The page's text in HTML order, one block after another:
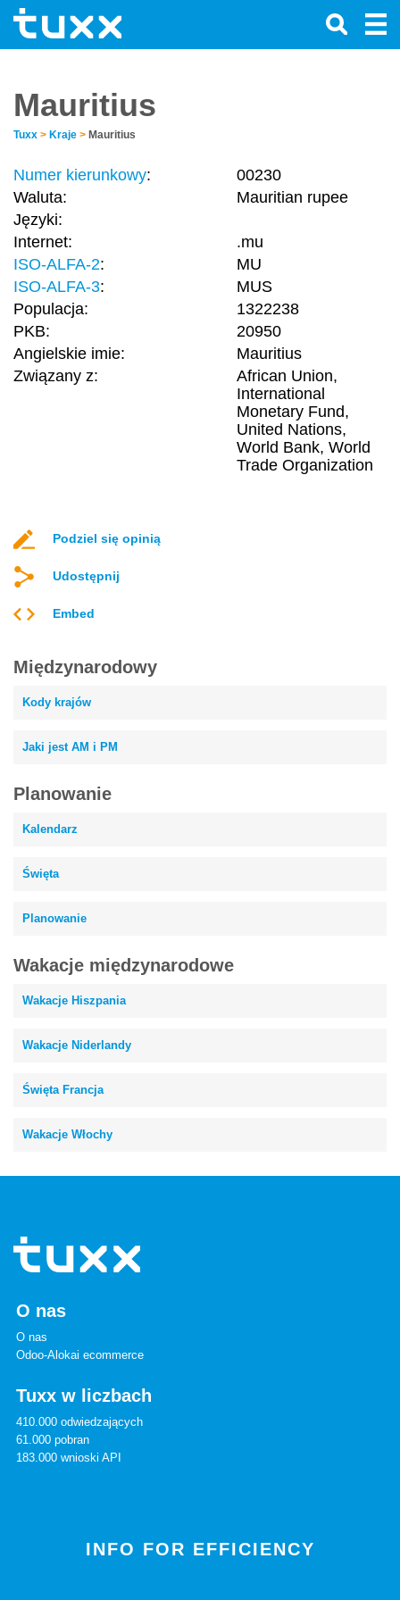
Mauritius
Tuxx > Kraje > Mauritius
Numer kierunkowy:
00230
Waluta:
Mauritian rupee
Języki:
Internet:
.mu
ISO-ALFA-2:
MU
ISO-ALFA-3:
MUS
Populacja:
1322238
PKB:
20950
Angielskie imie:
Mauritius
Związany z:
African Union,
International
Monetary Fund,
United Nations,
World Bank, World
Trade Organization
Podziel się opinią
Udostępnij
Embed
Międzynarodowy
Kody krajów
Jaki jest AM i PM
Planowanie
Kalendarz
Święta
Planowanie
Wakacje międzynarodowe
Wakacje Hiszpania
Wakacje Niderlandy
Święta Francja
Wakacje Włochy
O nas
O nas
Odoo-Alokai ecommerce
Tuxx w liczbach
410.000 odwiedzających
61.000 pobran
183.000 wnioski API
INFO FOR EFFICIENCY